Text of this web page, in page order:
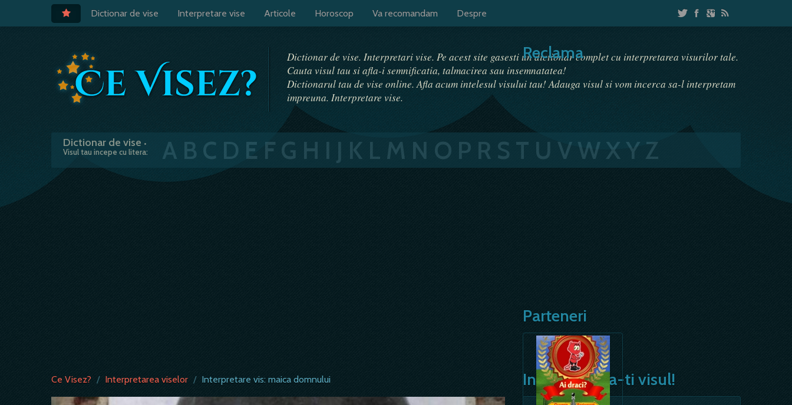
Dictionar de vise Interpretare vise Articole Horoscop Va recomandam Despre
Dictionar de vise. Interpretari vise. Pe acest site gasesti un dictionar complet cu interpretarea visurilor tale.
Cauta visul tau si afla-i semnificatia, talmacirea sau insemnatatea!
Dictionarul tau de vise online. Afla acum intelesul visului tau! Adauga visul si vom incerca sa-l interpretam
impreuna. Interpretare vise.
Dictionar de vise •
Visul tau incepe cu litera:
A B C D E F G H I J K L M N O P R S T U VW XY Z
Ce Visez? / Interpretarea viselor / Interpretare vis: maica domnului Interpreteaza-ti visul!
Reclama
Parteneri